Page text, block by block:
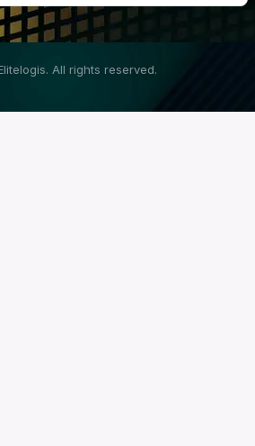
All rights reserved.